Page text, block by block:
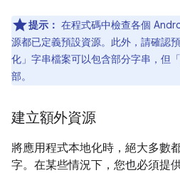
提示： 在程式碼中檢查各個
源都已定義預設資源。此外，請確認
化」 字串檔案可以包含部分字串，但「
部。
建立額外資源
將應用程式本地化時，絕大多數
字。在某些情況下，您也必須提